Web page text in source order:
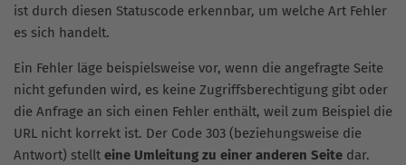
ist durch diesen Statuscode erkennbar, um welche Art Fehler
es sich handelt.
Ein Fehler läge beispielsweise vor, wenn die angefragte Seite
nicht gefunden wird, es keine Zugriffsberechtigung gibt oder
die Anfrage an sich einen Fehler enthält, weil zum Beispiel die
URL nicht korrekt ist. Der Code 303 (beziehungsweise die
Antwort) stellt eine Umleitung zu einer anderen Seite dar.